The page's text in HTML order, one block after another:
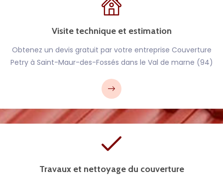
Visite technique et estimation
Obtenez un devis gratuit par votre entreprise Couverture
Petry à Saint-Maur-des-Fossés dans le Val de marne (94)
Travaux et nettoyage du couverture